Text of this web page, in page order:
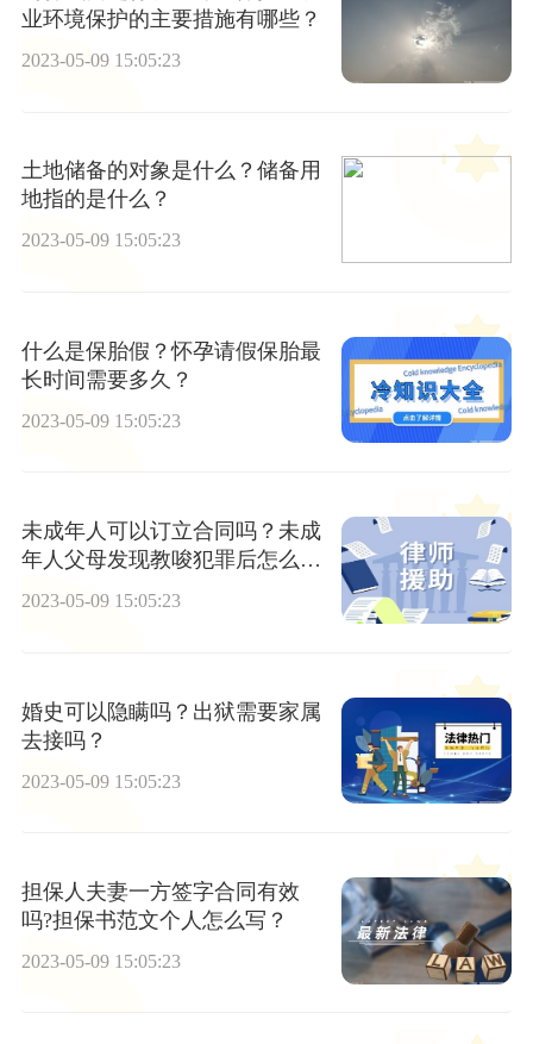
业环境保护的主要措施有哪些？
2023-05-09 15:05:23
土地储备的对象是什么？储备用
地指的是什么？
2023-05-09 15:05:23
什么是保胎假？怀孕请假保胎最
长时间需要多久？
2023-05-09 15:05:23
未成年人可以订立合同吗？未成
年人父母发现教唆犯罪后怎么
办？
2023-05-09 15:05:23
婚史可以隐瞒吗？出狱需要家属
去接吗？
2023-05-09 15:05:23
担保人夫妻一方签字合同有效
吗?担保书范文个人怎么写？
2023-05-09 15:05:23